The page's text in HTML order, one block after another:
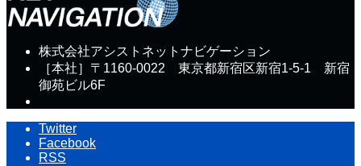
株式会社アシストネットナビゲーション
［本社］〒1160-0022 東京都新宿区新宿1-5-1 新宿
御苑ビル6F
Twitter
Facebook
RSS